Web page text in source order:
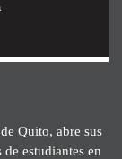
Quito, abre sus
estudiantes en